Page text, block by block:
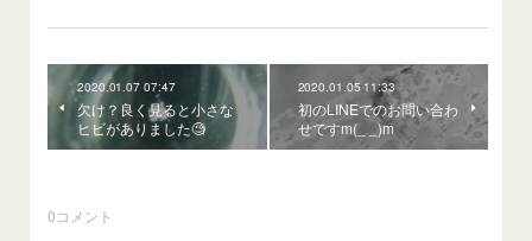
2020.01.07 07:47
欠け？良く見ると小さな
ヒビがありました🧐
2020.01.05 11:33
初のLINEでのお問い合わ
せですm(_ _)m
0コメント